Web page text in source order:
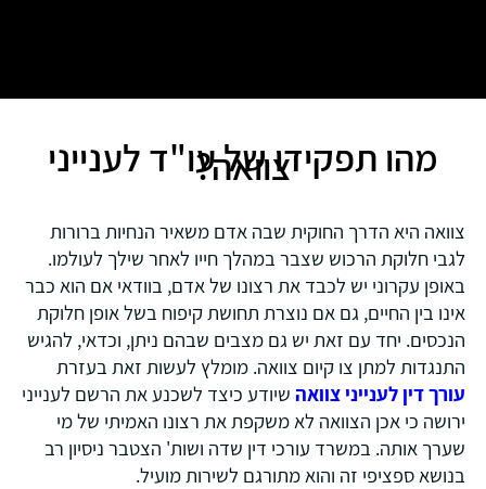
מהו תפקידו של עו"ד לענייני
צוואה?
צוואה היא הדרך החוקית שבה אדם משאיר הנחיות ברורות
לגבי חלוקת הרכוש שצבר במהלך חייו לאחר שילך לעולמו.
באופן עקרוני יש לכבד את רצונו של אדם, בוודאי אם הוא כבר
אינו בין החיים, גם אם נוצרת תחושת קיפוח בשל אופן חלוקת
הנכסים. יחד עם זאת יש גם מצבים שבהם ניתן, וכדאי, להגיש
התנגדות למתן צו קיום צוואה. מומלץ לעשות זאת בעזרת
עורך דין לענייני צוואה שיודע כיצד לשכנע את הרשם לענייני
ירושה כי אכן הצוואה לא משקפת את רצונו האמיתי של מי
שערך אותה. במשרד עורכי דין שדה ושות' הצטבר ניסיון רב
בנושא ספציפי זה והוא מתורגם לשירות מועיל.